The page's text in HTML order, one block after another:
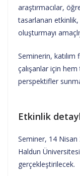
araştırmacılar,
tasarlanan etkinlik,
oluşturmayı
Seminerin,
çalışanlar için
perspektifler
Etkinlik
Seminer, 14 Nisan
Haldun
gerçekleştirilecek.